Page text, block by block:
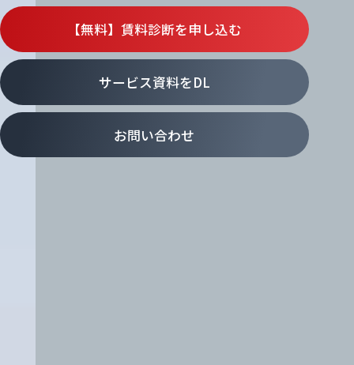
【無料】賃料診断を申し込む
サービス資料をDL
お問い合わせ